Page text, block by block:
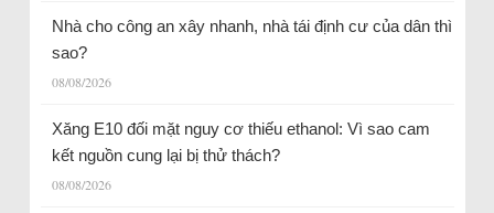
Nhà cho công an xây nhanh, nhà tái định cư của dân thì
sao?
08/08/2026
Xăng E10 đối mặt nguy cơ thiếu ethanol: Vì sao cam
kết nguồn cung lại bị thử thách?
08/08/2026